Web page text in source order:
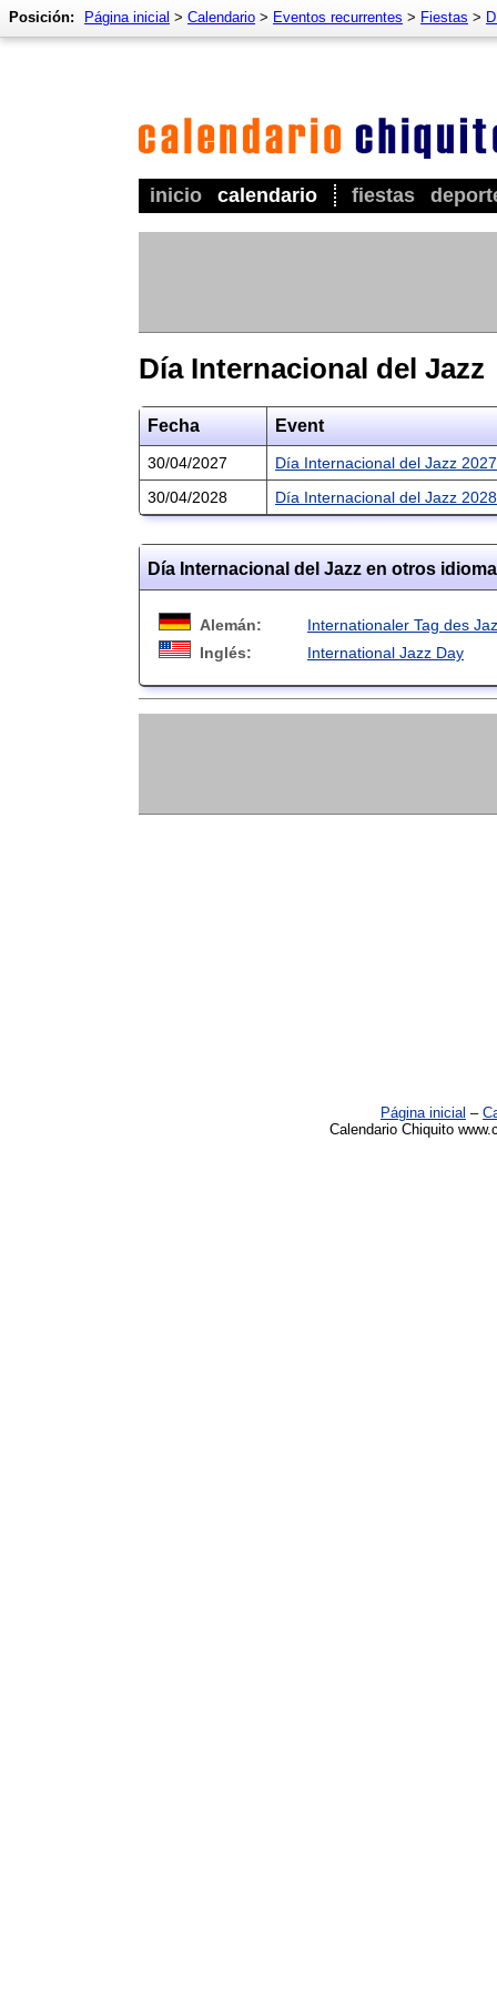
inicio calendario fiestas
Posición: Página inicial > Calendario > Eventos recurrentes > Fiestas >
Día Internacional del Jazz
Fecha Event
30/04/2027
Día Internacional del Jazz 2027
30/04/2028
Día Internacional del Jazz 2028
Día Internacional del Jazz en otros
Alemán:
Internationaler Tag des
Inglés:
International Jazz Day
Página inicial –
Calendario Chiquito